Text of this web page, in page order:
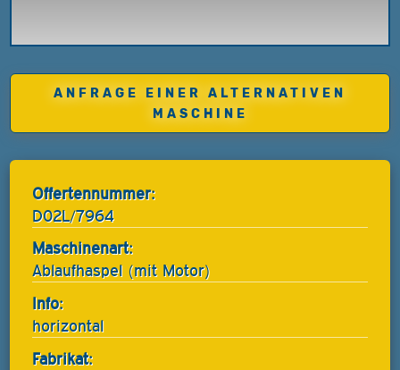
ANFRAGE EINER ALTERNATIVEN
MASCHINE
Offertennummer:
D02L/7964
Maschinenart:
Ablaufhaspel (mit Motor)
Info:
horizontal
Fabrikat: